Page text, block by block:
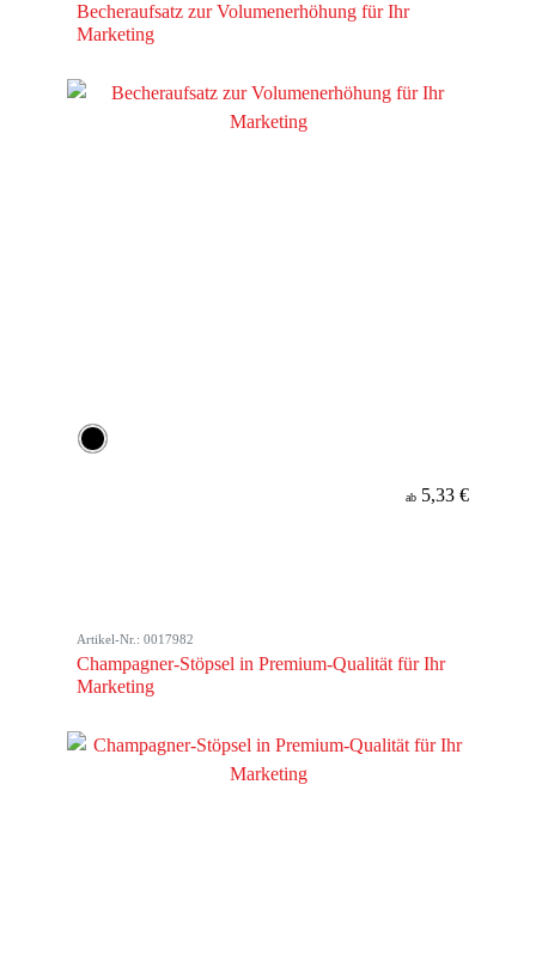
Becheraufsatz zur Volumenerhöhung für Ihr
Marketing
ab 5,33 €
Artikel-Nr.: 0017982
Champagner-Stöpsel in Premium-Qualität für Ihr
Marketing